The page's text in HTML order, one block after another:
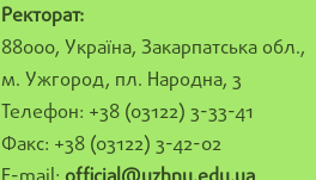
Ректорат:
88000, Україна, Закарпатська обл.,
м. Ужгород, пл. Народна, 3
Телефон: +38 (03122) 3-33-41
Факс: +38 (03122) 3-42-02